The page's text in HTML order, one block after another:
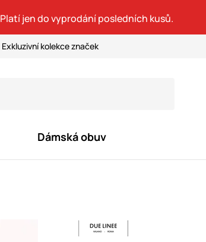
Platí jen do vyprodání posledních kusů.
Exkluzivní kolekce značek
Dámská obuv